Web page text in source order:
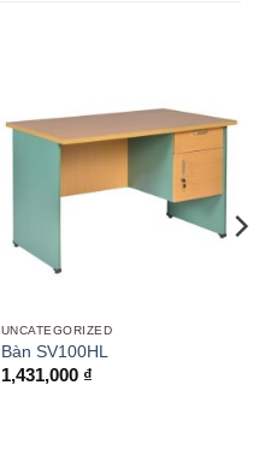
UNCATEGORIZED
Bàn SV100HL
1,431,000 ₫